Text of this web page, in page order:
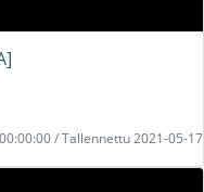
/ Tallennettu 2021-05-17